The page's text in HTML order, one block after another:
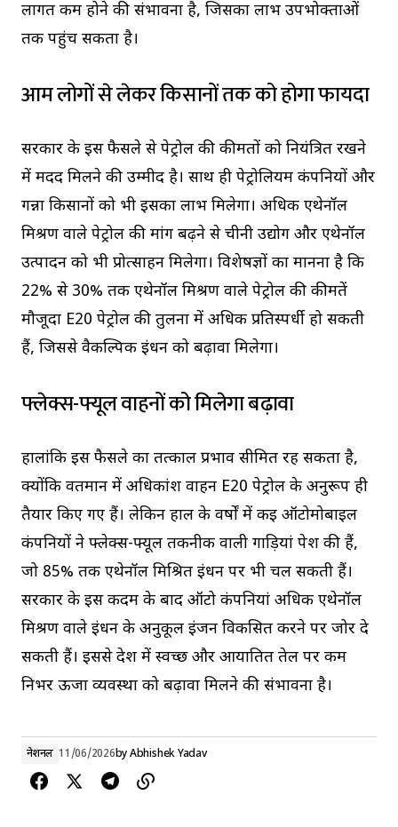
लागत कम होने की संभावना है, जिसका लाभ उपभोक्ताओं
तक पहुंच सकता है।
आम लोगों से लेकर किसानों तक को होगा फायदा
सरकार के इस फैसले से पेट्रोल की कीमतों को नियंत्रित रखने
में मदद मिलने की उम्मीद है। साथ ही पेट्रोलियम कंपनियों और
गन्ना किसानों को भी इसका लाभ मिलेगा। अधिक एथेनॉल
मिश्रण वाले पेट्रोल की मांग बढ़ने से चीनी उद्योग और एथेनॉल
उत्पादन को भी प्रोत्साहन मिलेगा। विशेषज्ञों का मानना है कि
22% से 30% तक एथेनॉल मिश्रण वाले पेट्रोल की कीमतें
मौजूदा E20 पेट्रोल की तुलना में अधिक प्रतिस्पर्धी हो सकती
हैं, जिससे वैकल्पिक ईंधन को बढ़ावा मिलेगा।
फ्लेक्स-फ्यूल वाहनों को मिलेगा बढ़ावा
हालांकि इस फैसले का तत्काल प्रभाव सीमित रह सकता है,
क्योंकि वर्तमान में अधिकांश वाहन E20 पेट्रोल के अनुरूप ही
तैयार किए गए हैं। लेकिन हाल के वर्षों में कई ऑटोमोबाइल
कंपनियों ने फ्लेक्स-फ्यूल तकनीक वाली गाड़ियां पेश की हैं,
जो 85% तक एथेनॉल मिश्रित ईंधन पर भी चल सकती हैं।
सरकार के इस कदम के बाद ऑटो कंपनियां अधिक एथेनॉल
मिश्रण वाले ईंधन के अनुकूल इंजन विकसित करने पर जोर दे
सकती हैं। इससे देश में स्वच्छ और आयातित तेल पर कम
निर्भर ऊर्जा व्यवस्था को बढ़ावा मिलने की संभावना है।
नेशनल 11/06/2026byAbhishek Yadav